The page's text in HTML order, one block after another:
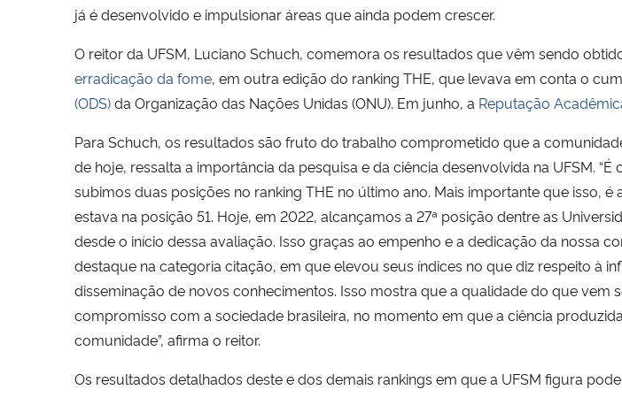
já é desenvolvido e impulsionar áreas que ainda podem crescer.
O reitor da UFSM, Luciano Schuch, comemora os resultados que vêm sendo
erradicação da fome, em outra edição do ranking THE, que levava em conta o
(ODS)da Organização das Nações Unidas (ONU). Em junho, a Reputação
Para Schuch, os resultados são fruto do trabalho comprometido que a
de hoje, ressalta a importância da pesquisa e da ciência desenvolvida na UFSM. “É
subimos duas posições no ranking THE no último ano. Mais importante que isso,
estava na posição 51. Hoje, em 2022, alcançamos a 27ª posição dentre as
desde o início dessa avaliação. Isso graças ao empenho e a dedicação da nossa
destaque na categoria citação, em que elevou seus índices no que diz respeito à
disseminação de novos conhecimentos. Isso mostra que a qualidade do que vem
compromisso com a sociedade brasileira, no momento em que a ciência
comunidade”, afirma o reitor.
Os resultados detalhados deste e dos demais rankings em que a UFSM figura